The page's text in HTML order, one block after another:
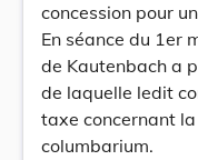
concession pour
En séance du 1er
de Kautenbach a
de laquelle ledit
taxe concernant
columbarium.